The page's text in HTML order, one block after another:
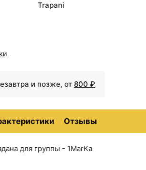
Trapani
и позже, от 800 ₽
Отзывы
для группы - 1MarKa